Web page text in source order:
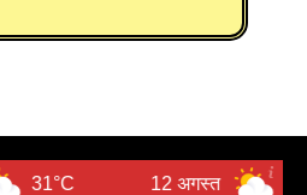
12 अगस्त 30°C